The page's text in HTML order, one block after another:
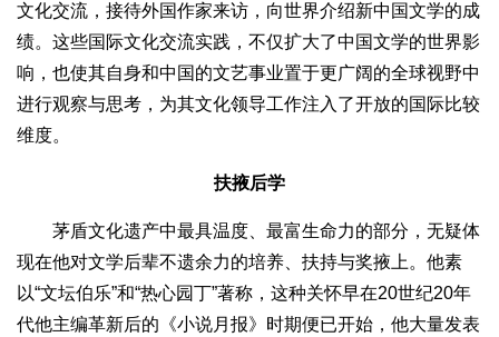
文化交流，接待外国作家来访，向世界介绍新中国文学的成
绩。这些国际文化交流实践，不仅扩大了中国文学的世界影
响，也使其自身和中国的文艺事业置于更广阔的全球视野中
进行观察与思考，为其文化领导工作注入了开放的国际比较
维度。
扶掖后学
茅盾文化遗产中最具温度、最富生命力的部分，无疑体
现在他对文学后辈不遗余力的培养、扶持与奖掖上。他素
以“文坛伯乐”和“热心园丁”著称，这种关怀早在20世纪20年
代他主编革新后的《小说月报》时期便已开始，他大量发表